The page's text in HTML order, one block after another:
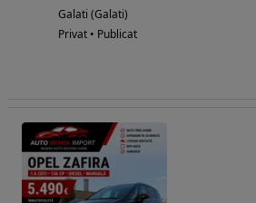
Galati (Galati)
Privat • Publicat